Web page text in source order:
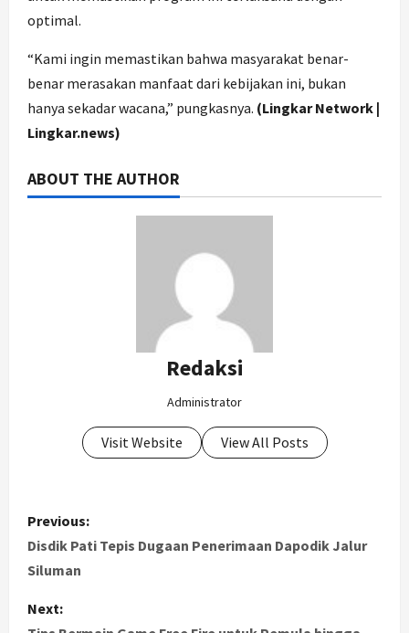
optimal.
“Kami ingin memastikan bahwa masyarakat benar-
benar merasakan manfaat dari kebijakan ini, bukan
hanya sekadar wacana,” pungkasnya. (Lingkar Network |
Lingkar.news)
ABOUT THE AUTHOR
Redaksi
Administrator
Visit Website View All Posts
P
o
Previous:
Disdik Pati Tepis Dugaan Penerimaan Dapodik Jalur
Siluman
Next: